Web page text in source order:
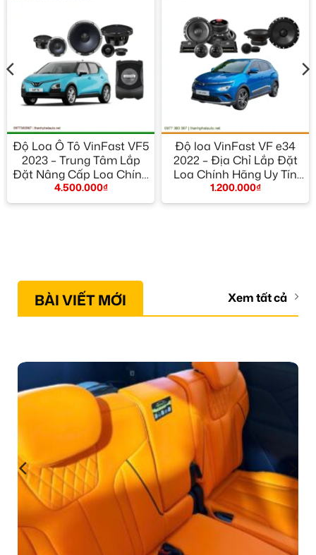
Độ Loa Ô Tô VinFast VF5
2023 – Trung Tâm Lắp
Đặt Nâng Cấp Loa Chính
Hãng TPHCM
4.500.000₫
Độ loa VinFast VF e34
2022 – Địa Chỉ Lắp Đặt
Loa Chính Hãng Uy Tín
TPHCM
1.200.000₫
BÀI VIẾT MỚI Xem tất cả